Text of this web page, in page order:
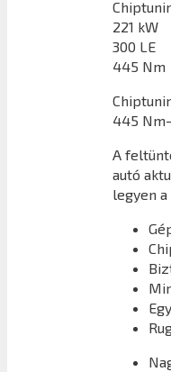
221 kW
300 LE
445 Nm
445
A
autó
legyen